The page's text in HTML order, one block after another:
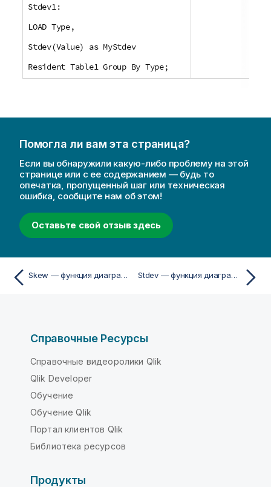
Stdev1:
LOAD Type,
Stdev(Value) as MyStdev
Resident Table1 Group By Type;
Помогла ли вам эта страница?
Если вы обнаружили какую-либо проблему на этой
странице или с ее содержанием — будь то
опечатка, пропущенный шаг или техническая
ошибка, сообщите нам об этом!
Оставьте свой отзыв здесь
Skew — функция диаграммы Stdev — функция диаграммы
Справочные Ресурсы
Справочные видеоролики Qlik
Qlik Developer
Обучение
Обучение Qlik
Портал клиентов Qlik
Библиотека ресурсов
Продукты